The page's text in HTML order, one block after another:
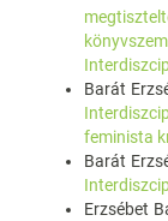
Barát
feminista
Barát
Erzsébet